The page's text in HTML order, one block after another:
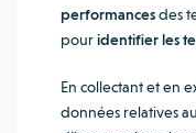
performancesdes
pouridentifier les
En collectant et en
données relatives